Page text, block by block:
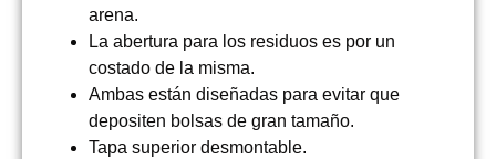
arena.
La abertura para los residuos es por un
costado de la misma.
Ambas están diseñadas para evitar que
depositen bolsas de gran tamaño.
Tapa superior desmontable.